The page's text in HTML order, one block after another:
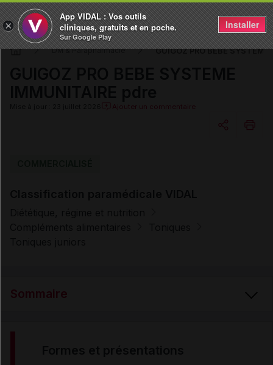
DM & Parapharmacie GUIGOZ PRO BEBE
Ajouter un commentaire
Sommaire
×
App VIDAL : Vos outils
cliniques, gratuits et en poche.
Sur Google Play
Installer